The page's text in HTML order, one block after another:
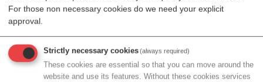
For those non necessary cookies do we need your explicit
approval.
Strictly necessary cookies(always required)
These cookies are essential so that you can move around the
website and use its features. Without these cookies services
Der Verein ist nicht auf Gewinn ausgerichtet und
Förderung der österreichischen digitalen
Gesundheitstechnologie-Industrie und zwar durch: -